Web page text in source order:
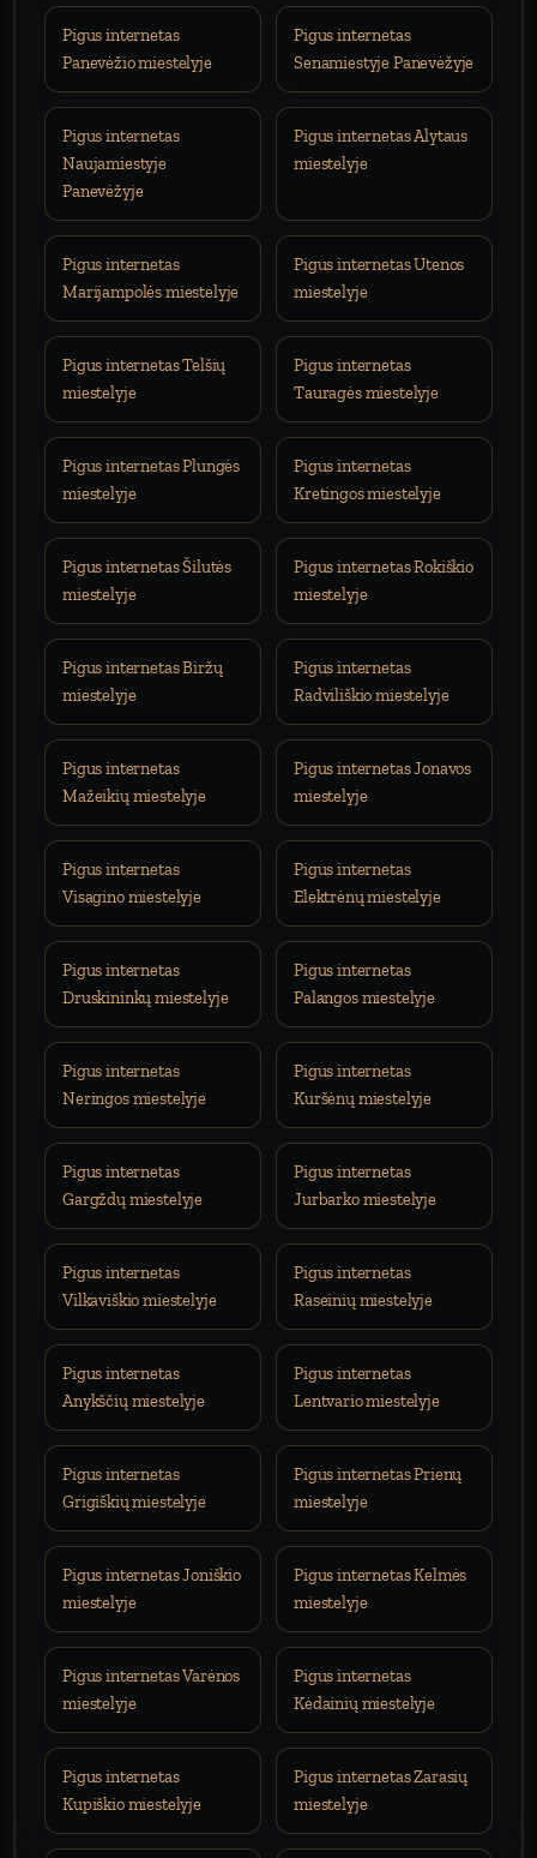
Pigus internetas
Panevėžio miestelyje
Pigus internetas
Senamiestyje Panevėžyje
Pigus internetas
Naujamiestyje
Panevėžyje
Pigus internetas Alytaus
miestelyje
Pigus internetas
Marijampolės miestelyje
Pigus internetas Utenos
miestelyje
Pigus internetas Telšių
miestelyje
Pigus internetas
Tauragės miestelyje
Pigus internetas Plungės
miestelyje
Pigus internetas
Kretingos miestelyje
Pigus internetas Šilutės
miestelyje
Pigus internetas Rokiškio
miestelyje
Pigus internetas Biržų
miestelyje
Pigus internetas
Radviliškio miestelyje
Pigus internetas
Mažeikių miestelyje
Pigus internetas Jonavos
miestelyje
Pigus internetas
Visagino miestelyje
Pigus internetas
Elektrėnų miestelyje
Pigus internetas
Druskininkų miestelyje
Pigus internetas
Palangos miestelyje
Pigus internetas
Neringos miestelyje
Pigus internetas
Kuršėnų miestelyje
Pigus internetas
Gargždų miestelyje
Pigus internetas
Jurbarko miestelyje
Pigus internetas
Vilkaviškio miestelyje
Pigus internetas
Raseinių miestelyje
Pigus internetas
Anykščių miestelyje
Pigus internetas
Lentvario miestelyje
Pigus internetas
Grigiškių miestelyje
Pigus internetas Prienų
miestelyje
Pigus internetas Joniškio
miestelyje
Pigus internetas Kelmės
miestelyje
Pigus internetas Varėnos
miestelyje
Pigus internetas
Kėdainių miestelyje
Pigus internetas
Kupiškio miestelyje
Pigus internetas Zarasių
miestelyje